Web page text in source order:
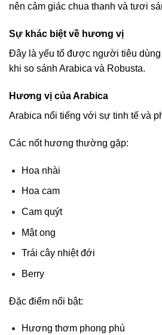
nên cảm giác chua thanh và tươi
Sự khác biệt về hương vị
Đây là yếu tố được người tiêu dùng
khi so sánh Arabica và Robusta.
Hương vị của Arabica
Arabica nổi tiếng với sự tinh tế và
Các nốt hương thường gặp:
Hoa nhài
Hoa cam
Cam quýt
Mật ong
Trái cây nhiệt đới
Berry
Đặc điểm nổi bật:
Hương thơm phong phú